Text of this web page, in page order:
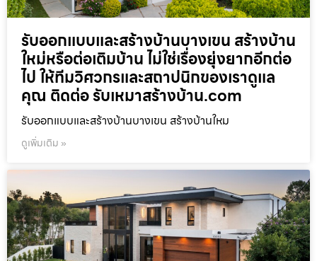
รับออกแบบและสร้างบ้านบางเขน สร้างบ้าน
ใหม่หรือต่อเติมบ้าน ไม่ใช่เรื่องยุ่งยากอีกต่อ
ไป ให้ทีมวิศวกรและสถาปนิกของเราดูแล
คุณ ติดต่อ รับเหมาสร้างบ้าน.com
รับออกแบบและสร้างบ้านบางเขน สร้างบ้านใหม
ดูเพิ่มเติม »